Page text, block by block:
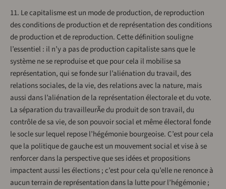
11. Le capitalisme est un mode de production, de reproduction
des conditions de production et de représentation des conditions
de production et de reproduction. Cette définition souligne
l’essentiel : il n’y a pas de production capitaliste sans que le
système ne se reproduise et que pour cela il mobilise sa
représentation, qui se fonde sur l’aliénation du travail, des
relations sociales, de la vie, des relations avec la nature, mais
aussi dans l’aliénation de la représentation électorale et du vote.
La séparation du travailleurÃe du produit de son travail, du
contrôle de sa vie, de son pouvoir social et même électoral fonde
le socle sur lequel repose l’hégémonie bourgeoise. C’est pour cela
que la politique de gauche est un mouvement social et vise à se
renforcer dans la perspective que ses idées et propositions
impactent aussi les élections ; c’est pour cela qu’elle ne renonce à
aucun terrain de représentation dans la lutte pour l’hégémonie ;